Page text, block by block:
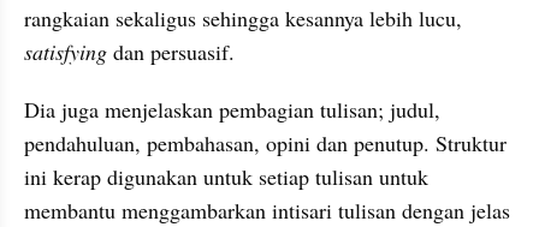
satisfying dan persuasif.
Dia juga menjelaskan pembagian tulisan; judul,
pendahuluan, pembahasan, opini dan penutup. Struktur
ini kerap digunakan untuk setiap tulisan untuk
membantu menggambarkan intisari tulisan dengan jelas